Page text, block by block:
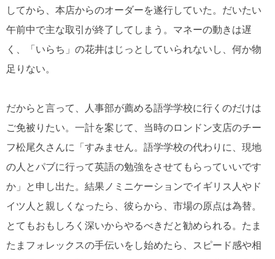
してから、本店からのオーダーを遂行していた。だいたい
午前中で主な取引が終了してしまう。マネーの動きは遅
く、「いらち」の花井はじっとしていられないし、何か物
足りない。
だからと言って、人事部が薦める語学学校に行くのだけは
ご免被りたい。一計を案じて、当時のロンドン支店のチー
フ松尾久さんに「すみません。語学学校の代わりに、現地
の人とパブに行って英語の勉強をさせてもらっていいです
か」と申し出た。結果ノミニケーションでイギリス人やド
イツ人と親しくなったら、彼らから、市場の原点は為替。
とてもおもしろく深いからやるべきだと勧められる。たま
たまフォレックスの手伝いをし始めたら、スピード感や相